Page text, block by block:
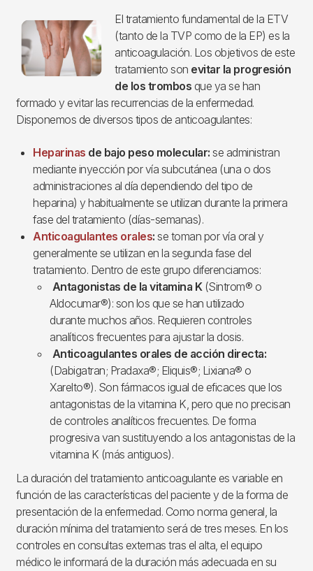
Imagen
El tratamiento fundamental de la ETV
(tanto de la TVP como de la EP) es la
anticoagulación. Los objetivos de este
tratamiento son evitar la progresión
de los trombos que ya se han
formado y evitar las recurrencias de la enfermedad.
Disponemos de diversos tipos de anticoagulantes:
Heparinas de bajo peso molecular: se administran
mediante inyección por vía subcutánea (una o dos
administraciones al día dependiendo del tipo de
heparina) y habitualmente se utilizan durante la primera
fase del tratamiento (días-semanas).
Anticoagulantes orales: se toman por vía oral y
generalmente se utilizan en la segunda fase del
tratamiento. Dentro de este grupo diferenciamos:
Antagonistas de la vitamina K (Sintrom® o
Aldocumar®): son los que se han utilizado
durante muchos años. Requieren controles
analíticos frecuentes para ajustar la dosis.
Anticoagulantes orales de acción directa:
(Dabigatran; Pradaxa®; Eliquis®; Lixiana® o
Xarelto®). Son fármacos igual de eficaces que los
antagonistas de la vitamina K, pero que no precisan
de controles analíticos frecuentes. De forma
progresiva van sustituyendo a los antagonistas de la
vitamina K (más antiguos).
La duración del tratamiento anticoagulante es variable en
función de las características del paciente y de la forma de
presentación de la enfermedad. Como norma general, la
duración mínima del tratamiento será de tres meses. En los
controles en consultas externas tras el alta, el equipo
médico le informará de la duración más adecuada en su